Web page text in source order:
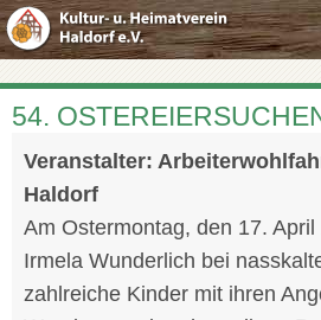
54.
Veranstalter:
Haldorf
Am Ostermontag, den 17.
Irmela Wunderlich bei
zahlreiche Kinder mit ihren